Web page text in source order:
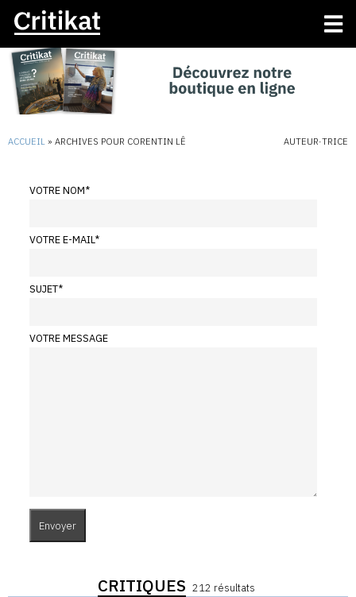
ACCUEIL » ARCHIVES POUR CORENTIN LÊ AUTEUR·TRICE
VOTRE NOM*
VOTRE E-MAIL*
SUJET*
VOTRE MESSAGE
CRITIQUES 212 résultats